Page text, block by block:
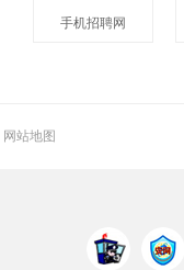
手机招聘网
网站地图